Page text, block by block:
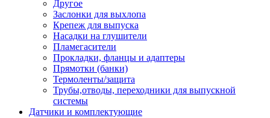
Другое
Заслонки для выхлопа
Крепеж для выпуска
Насадки на глушители
Пламегасители
Прокладки, фланцы и адаптеры
Прямотки (банки)
Термоленты/защита
Трубы,отводы, переходники для выпускной
системы
Датчики и комплектующие